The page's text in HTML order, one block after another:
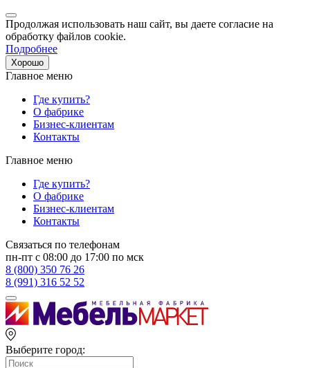
Продолжая использовать наш сайт, вы даете согласие на
обработку файлов cookie.
Подробнее
Хорошо
Главное меню
Где купить?
О фабрике
Бизнес-клиентам
Контакты
Главное меню
Где купить?
О фабрике
Бизнес-клиентам
Контакты
Связаться по телефонам
пн-пт с 08:00 до 17:00 по мск
8 (800) 350 76 26
8 (991) 316 52 52
Выберите город: